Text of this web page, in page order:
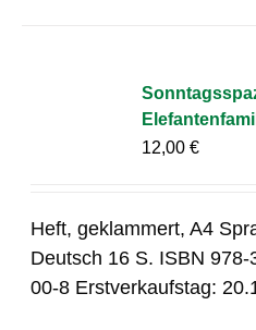
12,00€
Heft, geklammert, A4
Deutsch 16 S. ISBN 978-
00-8 Erstverkaufstag: